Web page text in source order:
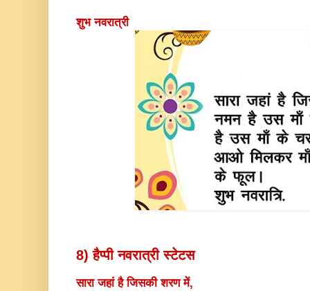
शुभ नवरात्री
8) हैप्पी नवरात्री स्टेटस
सारा जहां है जिसकी शरण में,